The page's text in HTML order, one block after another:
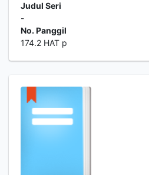
Judul Seri
-
No. Panggil
174.2 HAT p